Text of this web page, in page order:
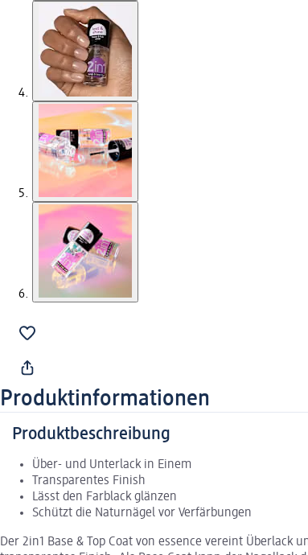
Produktinformationen
Produktbeschreibung
Über- und Unterlack in Einem
Transparentes Finish
Lässt den Farblack glänzen
Schützt die Naturnägel vor Verfärbungen
Der 2in1 Base & Top Coat von essence vereint